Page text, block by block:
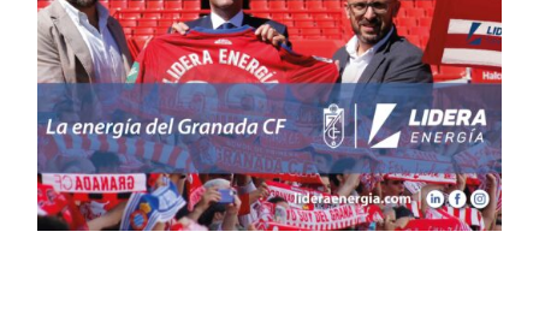
El Granada CF y Lidera
Energía firman un acuerdo
de patrocinio
Noticias